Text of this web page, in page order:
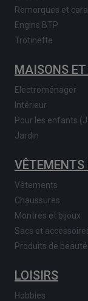
Remorques et
Engins BTP
Trotinette
MAISONS
Electroménager
Intérieur
Pour les enfants
Jardin
VÊTEMENTS
Vêtements
Chaussures
Montres et bijoux
Sacs et
Produits de
LOISIRS
Hobbies